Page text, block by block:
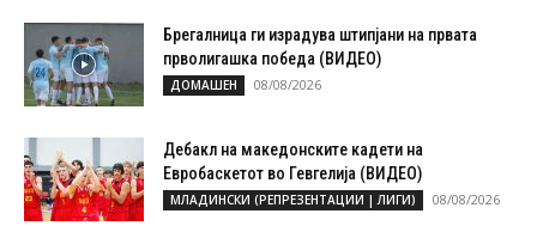
Брегалница ги израдува штипјани на првата
прволигашка победа (ВИДЕО)
ДОМАШЕН 08/08/2026
Дебакл на македонските кадети на
Евробаскетот во Гевгелија (ВИДЕО)
МЛАДИНСКИ (РЕПРЕЗЕНТАЦИИ | ЛИГИ) 08/08/2026